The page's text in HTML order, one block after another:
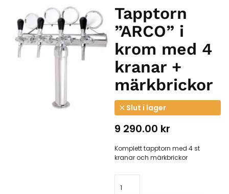
Tapptorn
”ARCO” i
krom med 4
kranar +
märkbrickor
Slut i lager
9 290.00 kr
Komplett tapptorn med 4 st
kranar och märkbrickor